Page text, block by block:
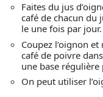
Faites du jus
café de chacun du
le une fois par jour.
Coupez l’oignon
café de poivre
une base
On peut utiliser